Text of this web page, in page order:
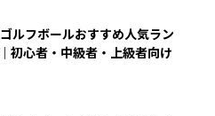
ルフボールおすすめ人気ラン
初心者・中級者・上級者向け